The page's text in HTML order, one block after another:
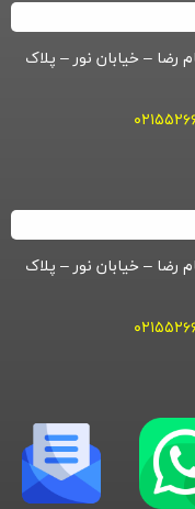
رضا – خیابان نور – پلاک
رضا – خیابان نور – پلاک